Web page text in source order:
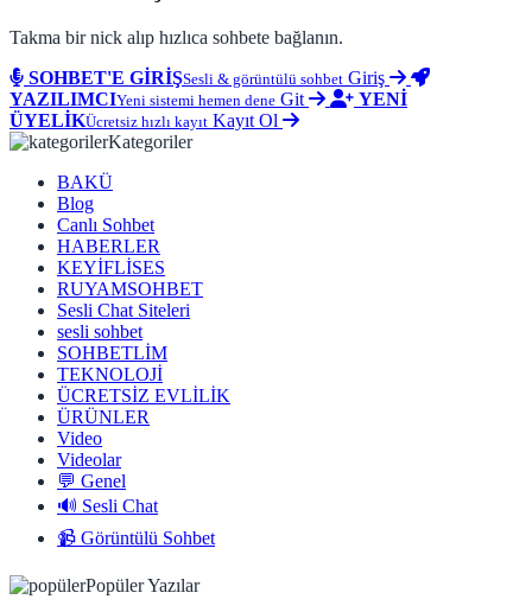
Takma bir nick alıp hızlıca sohbete bağlanın.
SOHBET'E GİRİŞSesli & görüntülü sohbet Giriş
YAZILIMCIYeni sistemi hemen dene Git
YENİ
ÜYELİKÜcretsiz hızlı kayıt Kayıt Ol
Kategoriler
BAKÜ
Blog
Canlı Sohbet
HABERLER
KEYİFLİSES
RUYAMSOHBET
Sesli Chat Siteleri
sesli sohbet
SOHBETLİM
TEKNOLOJİ
ÜCRETSİZ EVLİLİK
ÜRÜNLER
Video
Videolar
💬 Genel
🔊 Sesli Chat
📹 Görüntülü Sohbet
Popüler Yazılar